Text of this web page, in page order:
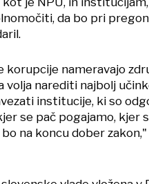
da bo pri
korupcije nameravajo
volja narediti najbolj
institucije, ki so
se pač pogajamo, kjer
na koncu dober zakon,"